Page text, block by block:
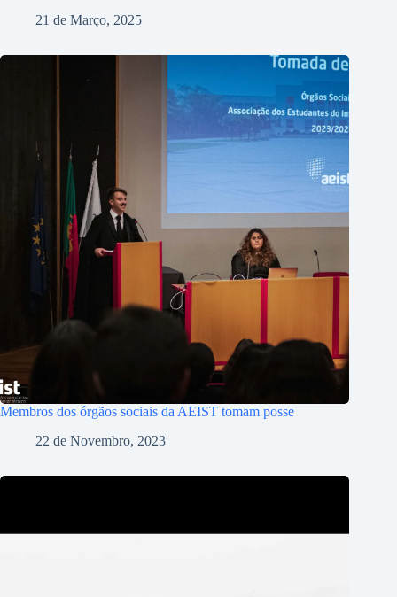
21 de Março, 2025
Membros dos órgãos sociais da AEIST tomam posse
22 de Novembro, 2023